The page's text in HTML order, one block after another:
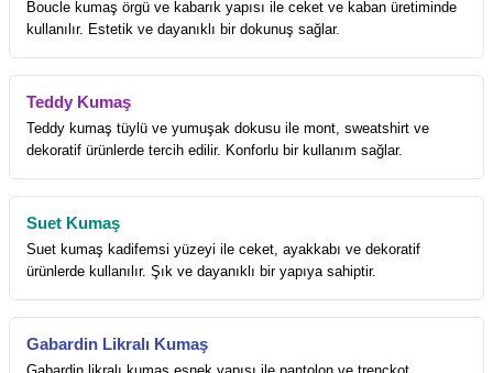
Boucle kumaş örgü ve kabarık yapısı ile ceket ve kaban üretiminde
kullanılır. Estetik ve dayanıklı bir dokunuş sağlar.
Teddy Kumaş
Teddy kumaş tüylü ve yumuşak dokusu ile mont, sweatshirt ve
dekoratif ürünlerde tercih edilir. Konforlu bir kullanım sağlar.
Suet Kumaş
Suet kumaş kadifemsi yüzeyi ile ceket, ayakkabı ve dekoratif
ürünlerde kullanılır. Şık ve dayanıklı bir yapıya sahiptir.
Gabardin Likralı Kumaş